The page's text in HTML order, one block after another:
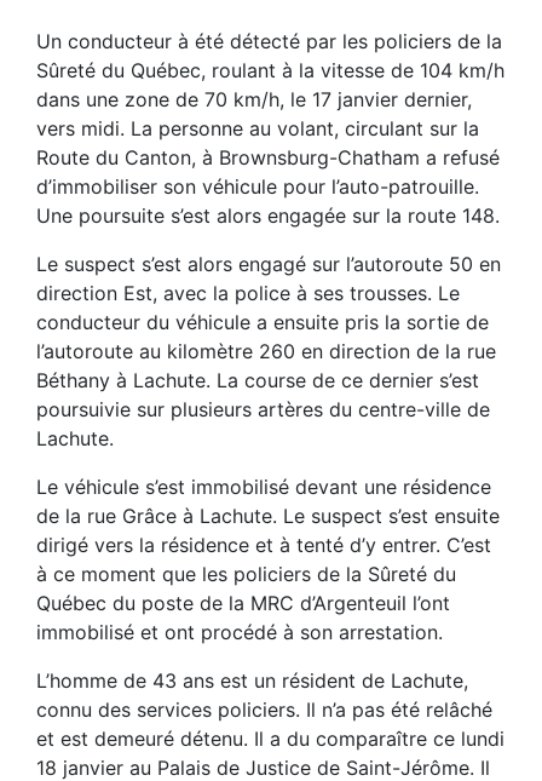
Un conducteur à été détecté par les policiers de la
Sûreté du Québec, roulant à la vitesse de 104 km/h
dans une zone de 70 km/h, le 17 janvier dernier,
vers midi. La personne au volant, circulant sur la
Route du Canton, à Brownsburg-Chatham a refusé
d’immobiliser son véhicule pour l’auto-patrouille.
Une poursuite s’est alors engagée sur la route 148.
Le suspect s’est alors engagé sur l’autoroute 50 en
direction Est, avec la police à ses trousses. Le
conducteur du véhicule a ensuite pris la sortie de
l’autoroute au kilomètre 260 en direction de la rue
Béthany à Lachute. La course de ce dernier s’est
poursuivie sur plusieurs artères du centre-ville de
Lachute.
Le véhicule s’est immobilisé devant une résidence
de la rue Grâce à Lachute. Le suspect s’est ensuite
dirigé vers la résidence et à tenté d’y entrer. C’est
à ce moment que les policiers de la Sûreté du
Québec du poste de la MRC d’Argenteuil l’ont
immobilisé et ont procédé à son arrestation.
L’homme de 43 ans est un résident de Lachute,
connu des services policiers. Il n’a pas été relâché
et est demeuré détenu. Il a du comparaître ce lundi
18 janvier au Palais de Justice de Saint-Jérôme. Il